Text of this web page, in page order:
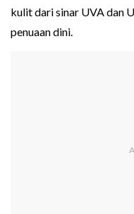
kulit dari sinar UVA dan
penuaan dini.